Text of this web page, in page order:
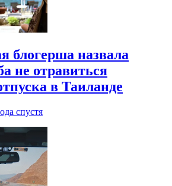
блогерша назвала
не отравиться
в Таиланде
спустя